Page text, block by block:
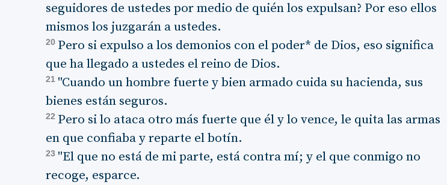
seguidores de ustedes por medio de quién los expulsan? Por eso ellos
mismos los juzgarán a ustedes.
20 Pero si expulso a los demonios con el poder* de Dios, eso significa
que ha llegado a ustedes el reino de Dios.
21 "Cuando un hombre fuerte y bien armado cuida su hacienda, sus
bienes están seguros.
22 Pero si lo ataca otro más fuerte que él y lo vence, le quita las armas
en que confiaba y reparte el botín.
23 "El que no está de mi parte, está contra mí; y el que conmigo no
recoge, esparce.